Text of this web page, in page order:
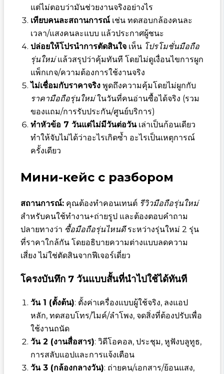
แต่ไม่ตอบว่ามันช่วยงานจริงอย่างไร
เทียบคนละสถานการณ์เช่น ทดสอบกล้องคนละ
เวลา/แสงคนละแบบ แล้วประกาศผู้ชนะ
ปล่อยให้โปรนำการตัดสินใจเห็น โปรโมชั่นมือถือ
รุ่นใหม่แล้วสรุปว่าคุ้มทันที โดยไม่ดูเงื่อนไขการผูก
แพ็กเกจ/ความต้องการใช้งานจริง
ไม่เชื่อมกับราคาจริงพูดถึงความคุ้มโดยไม่ผูกกับ
ราคามือถือรุ่นใหม่ในวันที่คนอ่านซื้อได้จริง (รวม
ของแถม/การรับประกัน/ศูนย์บริการ)
ทำหัวข้อ 7 วันแต่ไม่มีวันต่อวันเล่าเป็นก้อนเดียว
ทำให้จับไม่ได้ว่าอะไรเกิดซ้ำ อะไรเป็นเหตุการณ์
ครั้งเดียว
Мини-кейс с разбором
สถานการณ์:คุณต้องทำคอนเทนต์ รีวิวมือถือรุ่นใหม่
สำหรับคนใช้ทำงาน+ถ่ายรูป และต้องตอบคำถาม
ปลายทางว่า ซื้อมือถือรุ่นไหนดีระหว่างรุ่นใหม่ 2 รุ่น
ที่ราคาใกล้กัน โดยอธิบายความต่างแบบลดความ
เสี่ยง ไม่ใช่ตัดสินจากฟีเจอร์เดี่ยว
โครงบันทึก 7 วันแบบสั้นที่นำไปใช้ได้ทันที
วัน 1 (ตั้งต้น): ตั้งค่าเครื่องแบบผู้ใช้จริง, ลงแอป
หลัก, ทดสอบโทร/ไมค์/ลำโพง, จดสิ่งที่ต้องปรับเพื่อ
ใช้งานถนัด
วัน 2 (งานสื่อสาร): วิดีโอคอล, ประชุม, หูฟังบลูทูธ,
การสลับแอปและการแจ้งเตือน
วัน 3 (กล้องกลางวัน): ถ่ายคน/เอกสาร/ย้อนแสง,